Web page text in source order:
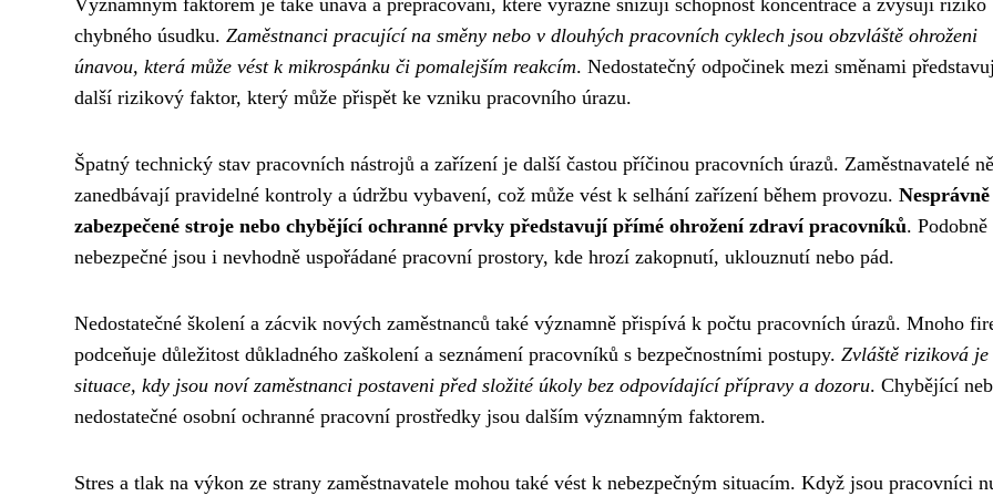
Významným faktorem je také únava a přepracování, které výrazně snižují schopnost koncentrace a zvyšují riziko
chybného úsudku. Zaměstnanci pracující na směny nebo v dlouhých pracovních cyklech jsou obzvláště ohroženi
únavou, která může vést k mikrospánku či pomalejším reakcím. Nedostatečný odpočinek mezi směnami
další rizikový faktor, který může přispět ke vzniku pracovního úrazu.
Špatný technický stav pracovních nástrojů a zařízení je další častou příčinou pracovních úrazů. Zaměstnavatelé
zanedbávají pravidelné kontroly a údržbu vybavení, což může vést k selhání zařízení během provozu. Nesprávně
zabezpečené stroje nebo chybějící ochranné prvky představují přímé ohrožení zdraví pracovníků. Podobně
nebezpečné jsou i nevhodně uspořádané pracovní prostory, kde hrozí zakopnutí, uklouznutí nebo pád.
Nedostatečné školení a zácvik nových zaměstnanců také významně přispívá k počtu pracovních úrazů. Mnoho
podceňuje důležitost důkladného zaškolení a seznámení pracovníků s bezpečnostními postupy. Zvláště riziková je
situace, kdy jsou noví zaměstnanci postaveni před složité úkoly bez odpovídající přípravy a dozoru. Chybějící
nedostatečné osobní ochranné pracovní prostředky jsou dalším významným faktorem.
Stres a tlak na výkon ze strany zaměstnavatele mohou také vést k nebezpečným situacím. Když jsou pracovníci